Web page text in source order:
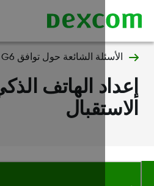
الأسئلة الشائعة حول توافق Dexcom G6
الهاتف الذكي